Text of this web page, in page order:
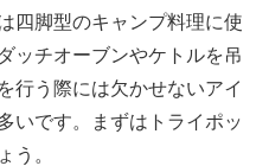
四脚型のキャンプ料理に使
ッチオーブンやケトルを吊
行う際には欠かせないアイ
いです。まずはトライポッ
う。